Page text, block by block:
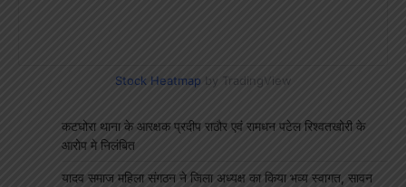
Stock Heatmap by TradingView
कटघोरा थाना के आरक्षक प्रदीप राठौर एवं रामधन पटेल रिश्वतखोरी के
आरोप मे निलंबित
यादव समाज महिला संगठन ने जिला अध्यक्ष का किया भव्य स्वागत, सावन